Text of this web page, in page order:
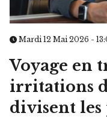
Mardi 12 Mai 2026 -
Voyage en
irritations
divisent les